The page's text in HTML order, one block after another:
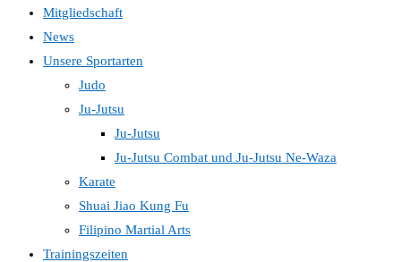
Mitgliedschaft
News
Unsere Sportarten
Judo
Ju-Jutsu
Ju-Jutsu
Ju-Jutsu Combat und Ju-Jutsu Ne-Waza
Karate
Shuai Jiao Kung Fu
Filipino Martial Arts
Trainingszeiten